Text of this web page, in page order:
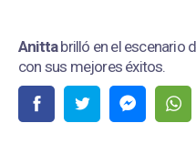
Anittabrilló en el escenario
con sus mejores éxitos.